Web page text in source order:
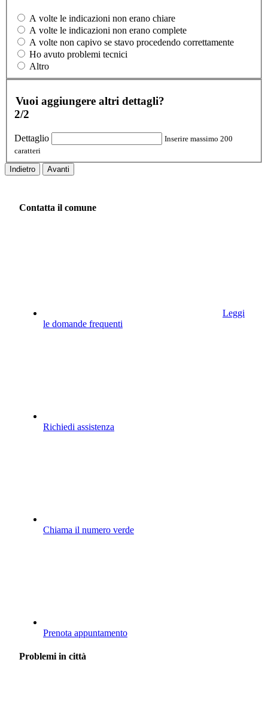
A volte le indicazioni non erano chiare
A volte le indicazioni non erano complete
A volte non capivo se stavo procedendo correttamente
Ho avuto problemi tecnici
Altro
Vuoi aggiungere altri dettagli?
2/2
Dettaglio
Inserire massimo 200
caratteri
Indietro Avanti
Contatta il comune
Leggi
le domande frequenti
Richiedi assistenza
Chiama il numero verde
Prenota appuntamento
Problemi in città